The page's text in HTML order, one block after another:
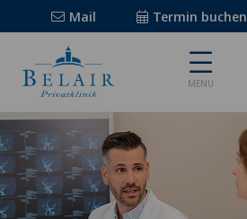
Mail Termin buchen
MENU